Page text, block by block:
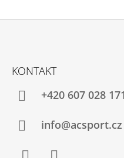
KONTAKT
+420 607 028 171
info@acsport.cz